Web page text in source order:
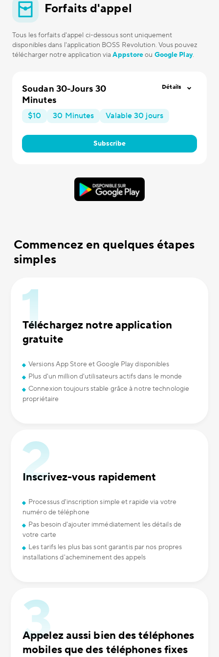
Forfaits d'appel
Tous les forfaits d'appel ci-dessous sont uniquement
disponibles dans l'application BOSS Revolution. Vous pouvez
télécharger notre application viaAppstoreou Google Play.
Soudan 30-Jours 30
Minutes
$10 30 Minutes Valable 30 jours
Subscribe
Détails
Commencez en quelques étapes
simples
Téléchargez notre application
gratuite
Versions App Store et Google Play disponibles
Plus d'un million d'utilisateurs actifs dans le monde
Connexion toujours stable grâce à notre technologie
propriétaire
Inscrivez-vous rapidement
Processus d'inscription simple et rapide via votre
numéro de téléphone
Pas besoin d'ajouter immédiatement les détails de
votre carte
Les tarifs les plus bas sont garantis par nos propres
installations d'acheminement des appels
Appelez aussi bien des téléphones
mobiles que des téléphones fixes